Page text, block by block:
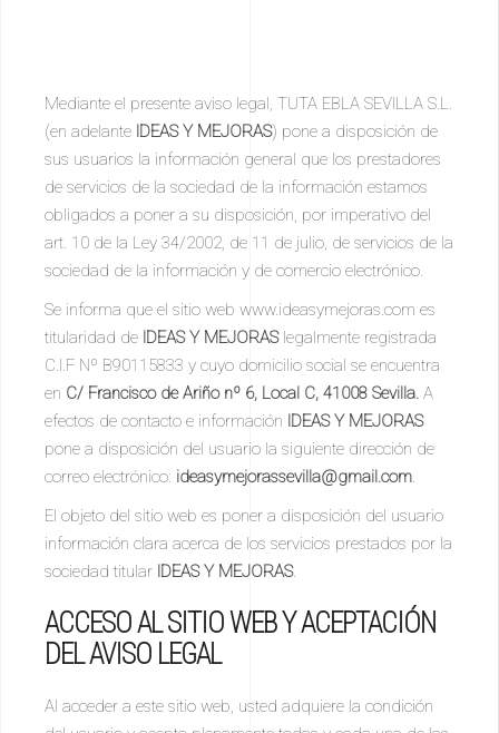
Mediante el presente aviso legal, TUTA EBLA SEVILLA S.L.
(en adelante IDEAS Y MEJORAS) pone a disposición de
sus usuarios la información general que los prestadores
de servicios de la sociedad de la información estamos
obligados a poner a su disposición, por imperativo del
art. 10 de la Ley 34/2002, de 11 de julio, de servicios de la
sociedad de la información y de comercio electrónico.
Se informa que el sitio web www.ideasymejoras.com es
titularidad de IDEAS Y MEJORASlegalmente registrada
C.I.F Nº B90115833 y cuyo domicilio social se encuentra
en C/ Francisco de Ariño nº 6, Local C, 41008 Sevilla. A
efectos de contacto e información IDEAS Y MEJORAS
pone a disposición del usuario la siguiente dirección de
correo electrónico: ideasymejorassevilla@gmail.com.
El objeto del sitio web es poner a disposición del usuario
información clara acerca de los servicios prestados por la
sociedad titular IDEAS Y MEJORAS.
ACCESO AL SITIO WEB Y ACEPTACIÓN
DEL AVISO LEGAL
Al acceder a este sitio web, usted adquiere la condición